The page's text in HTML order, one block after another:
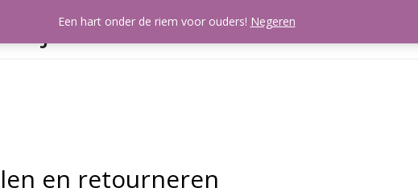
Een hart onder de riem voor ouders! Negeren
Mijn account
en retourneren